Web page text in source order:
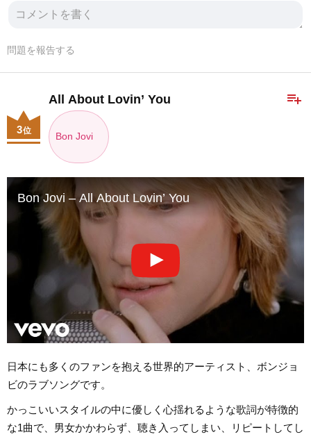
問題を報告する
playlist_add
All About Lovin’ You
Bon Jovi
3位
Bon Jovi – All About Lovin’ You
日本にも多くのファンを抱える世界的アーティスト、ボンジョ
ビのラブソングです。
かっこいいスタイルの中に優しく心揺れるような歌詞が特徴的
な1曲で、男女かかわらず、聴き入ってしまい、リピートしてし